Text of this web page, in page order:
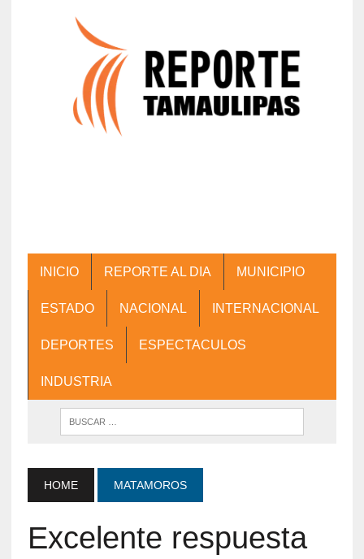
INICIO REPORTE AL DIA MUNICIPIO
ESTADO NACIONAL INTERNACIONAL
DEPORTES ESPECTACULOS
INDUSTRIA
HOME MATAMOROS
Excelente respuesta